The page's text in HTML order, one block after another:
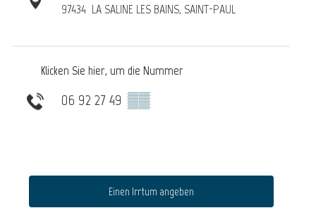
97434 LA SALINE LES BAINS, SAINT-PAUL
Klicken Sie hier, um die Nummer
06 92 27 49 ▒▒
Einen Irrtum angeben